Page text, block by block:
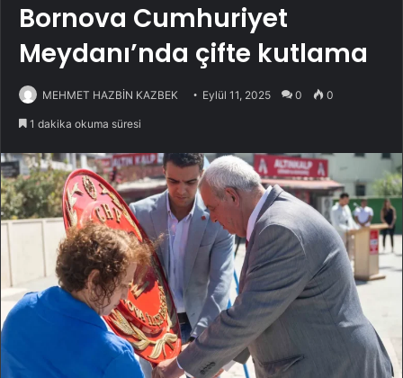
Bornova Cumhuriyet
Meydanı’nda çifte kutlama
MEHMET HAZBİN KAZBEK Eylül 11, 2025 0 0
1 dakika okuma süresi